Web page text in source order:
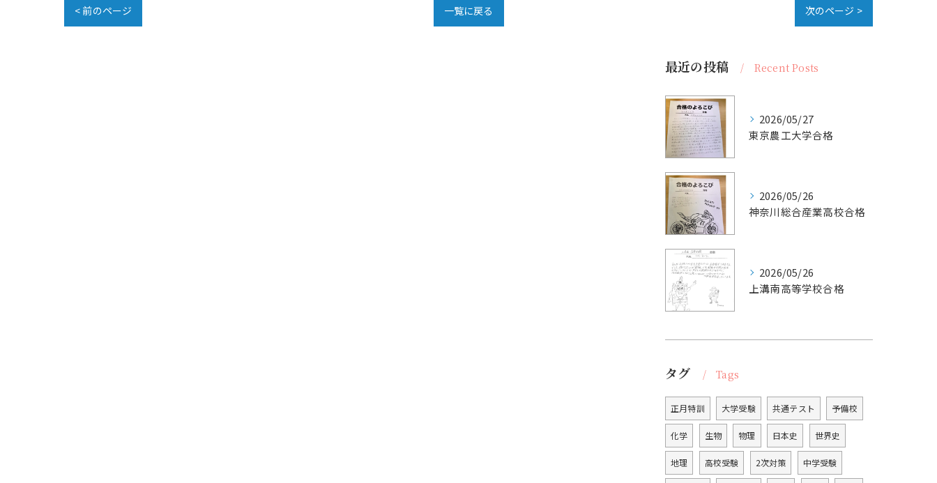
< 前のページ 一覧に戻る 次のページ >
最近の投稿 Recent Posts
2026/05/27
東京農工大学合格
2026/05/26
神奈川総合産業高校合格
2026/05/26
上溝南高等学校合格
タグ Tags
正月特訓 大学受験 共通テスト 予備校
化学 生物 物理 日本史 世界史
地理 高校受験 2次対策 中学受験